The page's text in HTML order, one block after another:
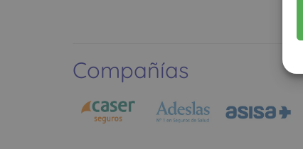
Compañías